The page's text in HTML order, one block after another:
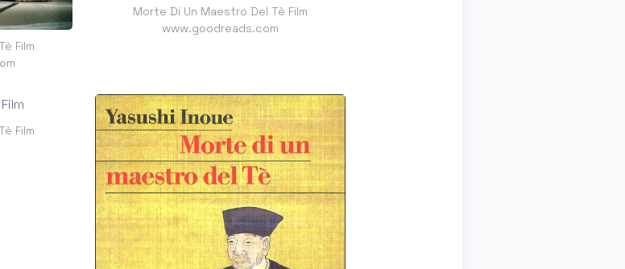
Film
Morte Di Un Maestro Del Tè Film
www.goodreads.com
Film